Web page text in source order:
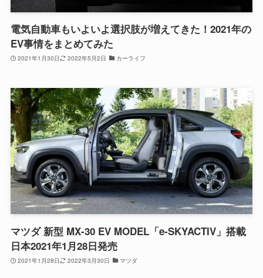
電気自動車もいよいよ選択肢が増えてきた！2021年の
EV事情をまとめてみた
2021年1月30日 2022年5月2日 カーライフ
マツダ 新型 MX-30 EV MODEL「e-SKYACTIV」搭載
日本2021年1月28日発売
2021年1月28日 2022年3月30日 マツダ